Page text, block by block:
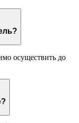
и выезд в отель?
осуществить до